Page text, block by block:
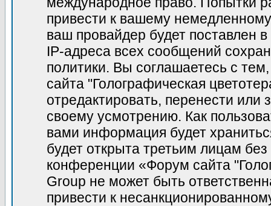
привести к вашему
ваш провайдер будет поставлен
IP-адреса всех сообщений
политики. Вы соглашаетесь с
сайта "Голографическая
отредактировать, перенести
своему усмотрению. Как
вами информация будет
будет открыта третьим лицам
конференции «Форум сайта
Group не может быть
привести к